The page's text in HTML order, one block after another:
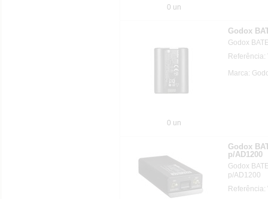
0 un
0 un
Godox
Godox
Referência:
Marca:
Godox
p/AD1200
Godox
p/AD1200
Referência: